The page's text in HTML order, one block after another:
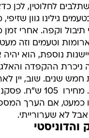
לחלוטין, לכן
גילינו גוון שזיפי,
וקפה. אחרי זמן
וטעמים וזה מעט
נוספת, הוא יהיה
ניכרת ההקפדה
חמש שנים. שוב, יין
להיות פורמלית.
כמעט, אם הערך
לא שערורייתי.